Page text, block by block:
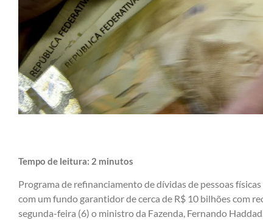
Tempo de leitura: 2 minutos
Programa de refinanciamento de dívidas de pessoas
com um fundo garantidor de cerca de R$ 10 bilhões com
segunda-feira (6) o ministro da Fazenda, Fernando